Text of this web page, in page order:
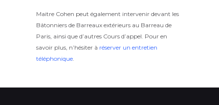
Maitre Cohen peut également intervenir devant les
Bâtonniers de Barreaux extérieurs au Barreau de
Paris, ainsi que d’autres Cours d’appel. Pour en
savoir plus, n’hésiter à réserver un entretien
téléphonique.